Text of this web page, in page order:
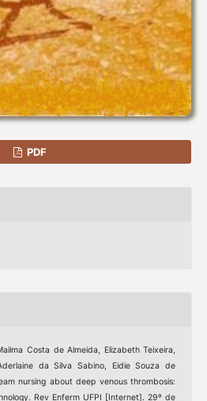
PDF
Costa de Almeida, Elizabeth Teixeira,
da Silva Sabino, Eidie Souza de
nursing about deep venous thrombosis:
Rev Enferm UFPI [Internet]. 29º de